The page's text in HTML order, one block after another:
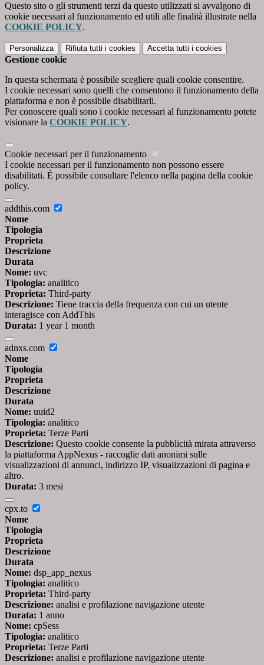
Questo sito o gli strumenti terzi da questo utilizzati si avvalgono di
cookie necessari al funzionamento ed utili alle finalità illustrate nella
COOKIE POLICY.
Personalizza Rifiuta tutti i cookies Accetta tutti i cookies
Gestione cookie
In questa schermata è possibile scegliere quali cookie consentire.
I cookie necessari sono quelli che consentono il funzionamento della
piattaforma e non è possibile disabilitarli.
Per conoscere quali sono i cookie necessari al funzionamento potete
visionare la COOKIE POLICY.
Cookie necessari per il funzionamento
I cookie necessari per il funzionamento non possono essere
disabilitati. È possibile consultare l'elenco nella pagina della cookie
policy.
addthis.com
Nome
Tipologia
Proprieta
Descrizione
Durata
Nome: uvc
Tipologia: analitico
Proprieta: Third-party
Descrizione: Tiene traccia della frequenza con cui un utente
interagisce con AddThis
Durata: 1 year 1 month
adnxs.com
Nome
Tipologia
Proprieta
Descrizione
Durata
Nome: uuid2
Tipologia: analitico
Proprieta: Terze Parti
Descrizione: Questo cookie consente la pubblicità mirata attraverso
la piattaforma AppNexus - raccoglie dati anonimi sulle
visualizzazioni di annunci, indirizzo IP, visualizzazioni di pagina e
altro.
Durata: 3 mesi
cpx.to
Nome
Tipologia
Proprieta
Descrizione
Durata
Nome: dsp_app_nexus
Tipologia: analitico
Proprieta: Third-party
Descrizione: analisi e profilazione navigazione utente
Durata: 1 anno
Nome: cpSess
Tipologia: analitico
Proprieta: Terze Parti
Descrizione: analisi e profilazione navigazione utente